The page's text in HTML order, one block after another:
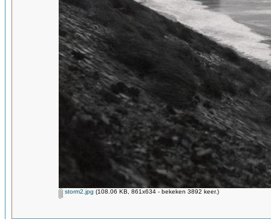
storm2.jpg (108.06 KB, 861x634 - bekeken 3892 keer.)